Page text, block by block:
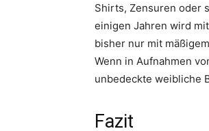
Shirts, Zensuren oder
einigen Jahren wird
bisher nur mit
Wenn in Aufnahmen
unbedeckte weibliche
Fazit